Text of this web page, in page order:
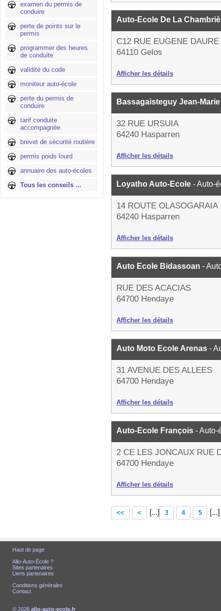
examen du permis de
conduire
perte de points sur le
permis
programmer des heures
de conduite
validité du code
moniteur auto-école
perte du permis de
conduire
tarif conduite
accompagnée
brevet de sécurité routière
permis poids lourd
annuaire des auto-écoles
Tous les conseils ...
Auto-Ecole De La
C12 RUE EUGENE DAURE
64110 Gelos
Afficher les détails
Bassagaisteguy Jean-
32 RUE URSUIA
64240 Hasparren
Afficher les détails
Loyatho Auto-Ecole - Auto-
14 ROUTE OLASOGARAIA
64240 Hasparren
Afficher les détails
Auto Ecole Bidassoan -
RUE DES ACACIAS
64700 Hendaye
Afficher les détails
Auto Moto Ecole Arenas -
31 AVENUE DES ALLEES
64700 Hendaye
Afficher les détails
Auto-Ecole François - Auto-
2 CE LES JONCAUX RUE
64700 Hendaye
Afficher les détails
<< < [...] 3 4 5 [...]
Haut de page
Allo-Auto-École ?
Sites partenaires
Liens partenaires
Conditions générales
Contact
© 2026 allo-auto-ecole.fr